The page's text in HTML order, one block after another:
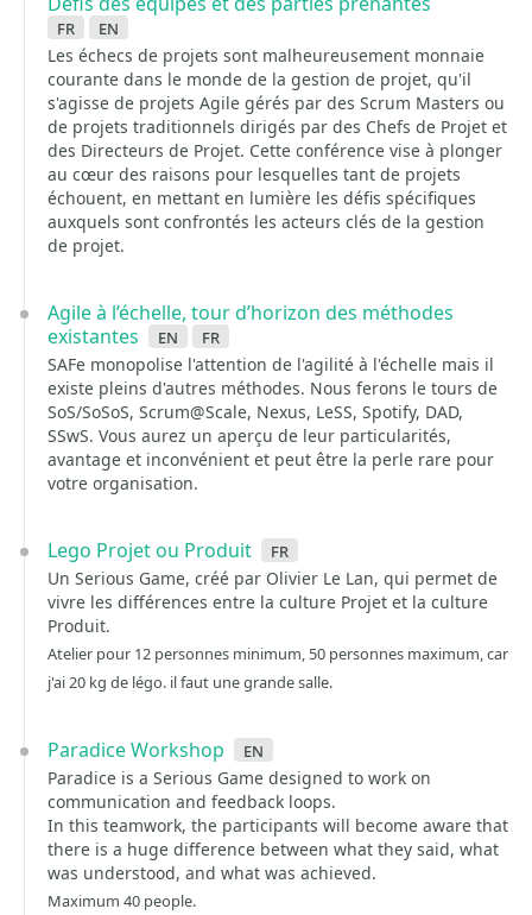
fr
en
Les échecs de projets sont malheureusement monnaie
courante dans le monde de la gestion de projet, qu'il
s'agisse de projets Agile gérés par des Scrum Masters ou
de projets traditionnels dirigés par des Chefs de Projet et
des Directeurs de Projet. Cette conférence vise à plonger
au cœur des raisons pour lesquelles tant de projets
échouent, en mettant en lumière les défis spécifiques
auxquels sont confrontés les acteurs clés de la gestion
de projet.
Agile à l’échelle, tour d’horizon des méthodes
existantes
en fr
SAFe monopolise l'attention de l'agilité à l'échelle mais il
existe pleins d'autres méthodes. Nous ferons le tours de
SoS/SoSoS, Scrum@Scale, Nexus, LeSS, Spotify, DAD,
SSwS. Vous aurez un aperçu de leur particularités,
avantage et inconvénient et peut être la perle rare pour
votre organisation.
Lego Projet ou Produit fr
Un Serious Game, créé par Olivier Le Lan, qui permet de
vivre les différences entre la culture Projet et la culture
Produit.
Atelier pour 12 personnes minimum, 50 personnes maximum, car
j'ai 20 kg de légo. il faut une grande salle.
Paradice Workshop en
Paradice is a Serious Game designed to work on
communication and feedback loops.
In this teamwork, the participants will become aware that
there is a huge difference between what they said, what
was understood, and what was achieved.
Maximum 40 people.